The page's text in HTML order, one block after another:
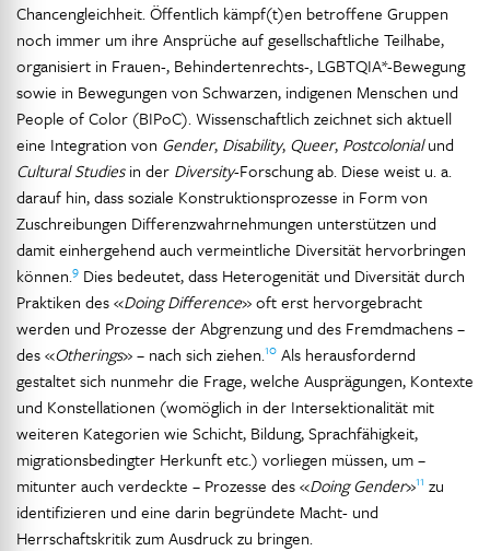
Chancengleichheit. Öffentlich kämpf(t)en betroffene Gruppen
noch immer um ihre Ansprüche auf gesellschaftliche Teilhabe,
organisiert in Frauen-, Behindertenrechts-, LGBTQIA*-Bewegung
sowie in Bewegungen von Schwarzen, indigenen Menschen und
People of Color (BIPoC). Wissenschaftlich zeichnet sich aktuell
eine Integration von Gender, Disability, Queer, Postcolonialund
Cultural Studiesin der Diversity-Forschung ab. Diese weist u. a.
darauf hin, dass soziale Konstruktionsprozesse in Form von
Zuschreibungen Differenzwahrnehmungen unterstützen und
damit einhergehend auch vermeintliche Diversität hervorbringen
können.9 Dies bedeutet, dass Heterogenität und Diversität durch
Praktiken des «Doing Difference» oft erst hervorgebracht
werden und Prozesse der Abgrenzung und des Fremdmachens –
des «Otherings» – nach sich ziehen.10 Als herausfordernd
gestaltet sich nunmehr die Frage, welche Ausprägungen, Kontexte
und Konstellationen (womöglich in der Intersektionalität mit
weiteren Kategorien wie Schicht, Bildung, Sprachfähigkeit,
migrationsbedingter Herkunft etc.) vorliegen müssen, um –
mitunter auch verdeckte – Prozesse des «Doing Gender»11 zu
identifizieren und eine darin begründete Macht- und
Herrschaftskritik zum Ausdruck zu bringen.